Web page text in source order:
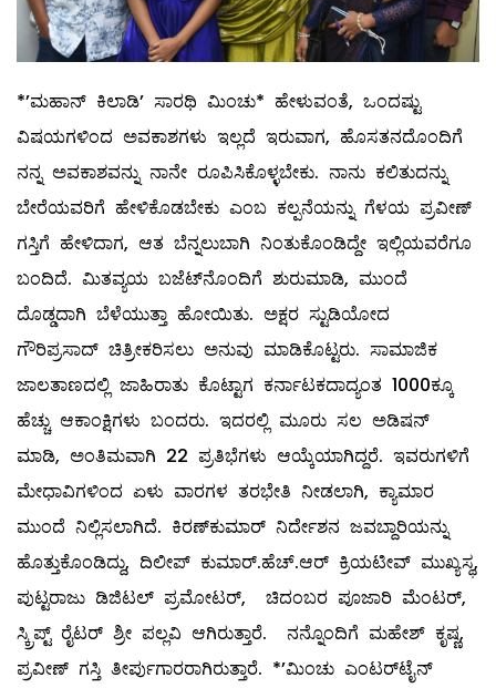
*’ಮಹಾನ್ ಕಿಲಾಡಿ’ ಸಾರಥಿ ಮಿಂಚು* ಹೇಳುವಂತೆ, ಒಂದಷ್ಟು
ವಿಷಯಗಳಿಂದ ಅವಕಾಶಗಳು ಇಲ್ಲದೆ ಇರುವಾಗ, ಹೊಸತನದೊಂದಿಗೆ
ನನ್ನ ಅವಕಾಶವನ್ನು ನಾನೇ ರೂಪಿಸಿಕೊಳ್ಳಬೇಕು. ನಾನು ಕಲಿತುದನ್ನು
ಬೇರೆಯವರಿಗೆ ಹೇಳಿಕೊಡಬೇಕು ಎಂಬ ಕಲ್ಪನೆಯನ್ನು ಗೆಳಯ ಪ್ರವೀಣ್
ಗಸ್ತಿಗೆ ಹೇಳಿದಾಗ, ಆತ ಬೆನ್ನಲುಬಾಗಿ ನಿಂತುಕೊಂಡಿದ್ದೇ ಇಲ್ಲಿಯವರೆಗೂ
ಬಂದಿದೆ. ಮಿತವ್ಯಯ ಬಜೆಟ್‌ನೊಂದಿಗೆ ಶುರುಮಾಡಿ, ಮುಂದೆ
ದೊಡ್ಡದಾಗಿ ಬೆಳೆಯುತ್ತಾ ಹೋಯಿತು. ಅಕ್ಷರ ಸ್ಟುಡಿಯೋದ
ಗೌರಿಪ್ರಸಾದ್ ಚಿತ್ರೀಕರಿಸಲು ಅನುವು ಮಾಡಿಕೊಟ್ಟರು. ಸಾಮಾಜಿಕ
ಜಾಲತಾಣದಲ್ಲಿ ಜಾಹಿರಾತು ಕೊಟ್ಟಾಗ ಕರ್ನಾಟಕದಾದ್ಯಂತ 1000ಕ್ಕೂ
ಹೆಚ್ಚು ಆಕಾಂಕ್ಷಿಗಳು ಬಂದರು. ಇದರಲ್ಲಿ ಮೂರು ಸಲ ಅಡಿಷನ್
ಮಾಡಿ, ಅಂತಿಮವಾಗಿ 22 ಪ್ರತಿಭೆಗಳು ಆಯ್ಕೆಯಾಗಿದ್ದರೆ. ಇವರುಗಳಿಗೆ
ಮೇಧಾವಿಗಳಿಂದ ಏಳು ವಾರಗಳ ತರಭೇತಿ ನೀಡಲಾಗಿ, ಕ್ಯಾಮಾರ
ಮುಂದೆ ನಿಲ್ಲಿಸಲಾಗಿದೆ. ಕಿರಣ್‌ಕುಮಾರ್ ನಿರ್ದೇಶನ ಜವಬ್ದಾರಿಯನ್ನು
ಹೊತ್ತುಕೊಂಡಿದ್ದು, ದಿಲೀಪ್ ಕುಮಾರ್.ಹೆಚ್.ಆರ್ ಕ್ರಿಯಟೀವ್ ಮುಖ್ಯಸ್ಥ,
ಪುಟ್ಟರಾಜು ಡಿಜಿಟಲ್ ಪ್ರಮೋಟರ್, ಚಿದಂಬರ ಪೂಜಾರಿ ಮೆಂಟರ್,
ಸ್ಕ್ರಿಪ್ಟ್ ರೈಟರ್ ಶ್ರೀ ಪಲ್ಲವಿ ಆಗಿರುತ್ತಾರೆ. ನನ್ನೊಂದಿಗೆ ಮಹೇಶ್ ಕೃಷ್ಣ,
ಪ್ರವೀಣ್ ಗಸ್ತಿ ತೀರ್ಪುಗಾರರಾಗಿರುತ್ತಾರೆ. *’ಮಿಂಚು ಎಂಟರ್‌ಟೈನ್